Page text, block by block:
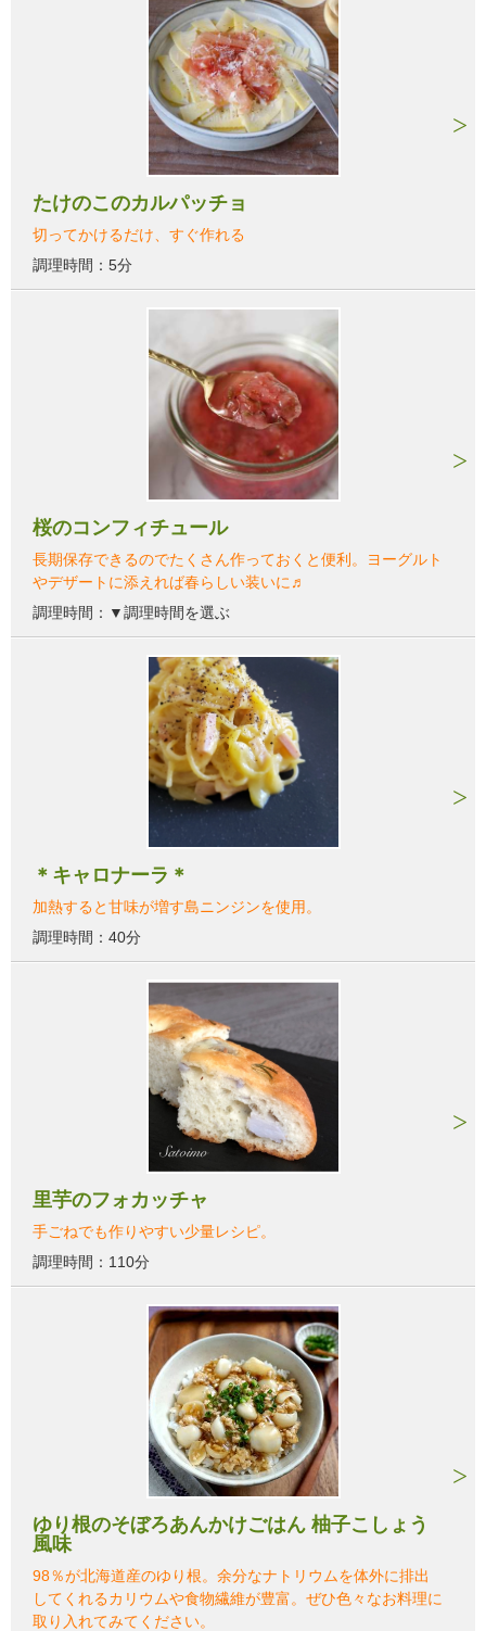
たけのこのカルパッチョ
切ってかけるだけ、すぐ作れる
調理時間：5分
桜のコンフィチュール
長期保存できるのでたくさん作っておくと便利。ヨーグルト
やデザートに添えれば春らしい装いに♬
調理時間：▼調理時間を選ぶ
＊キャロナーラ＊
加熱すると甘味が増す島ニンジンを使用。
調理時間：40分
里芋のフォカッチャ
手ごねでも作りやすい少量レシピ。
調理時間：110分
ゆり根のそぼろあんかけごはん 柚子こしょう
風味
98％が北海道産のゆり根。余分なナトリウムを体外に排出
してくれるカリウムや食物繊維が豊富。ぜひ色々なお料理に
取り入れてみてください。